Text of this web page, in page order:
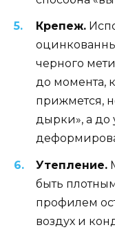
Крепеж.
черного
до момента,
прижмется,
дырки», а до
Утепление.
быть
профилем
воздух и